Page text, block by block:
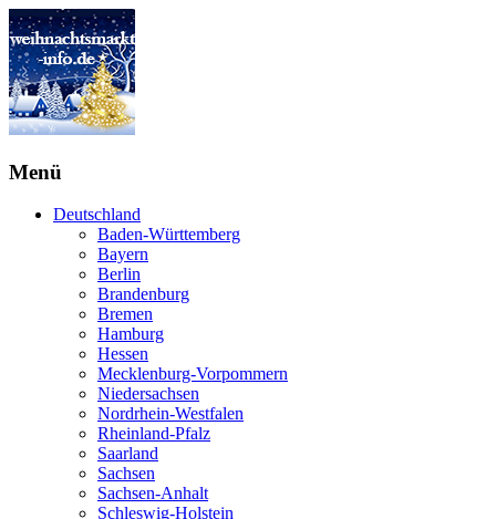
Menü
Deutschland
Baden-Württemberg
Bayern
Berlin
Brandenburg
Bremen
Hamburg
Hessen
Mecklenburg-Vorpommern
Niedersachsen
Nordrhein-Westfalen
Rheinland-Pfalz
Saarland
Sachsen
Sachsen-Anhalt
Schleswig-Holstein